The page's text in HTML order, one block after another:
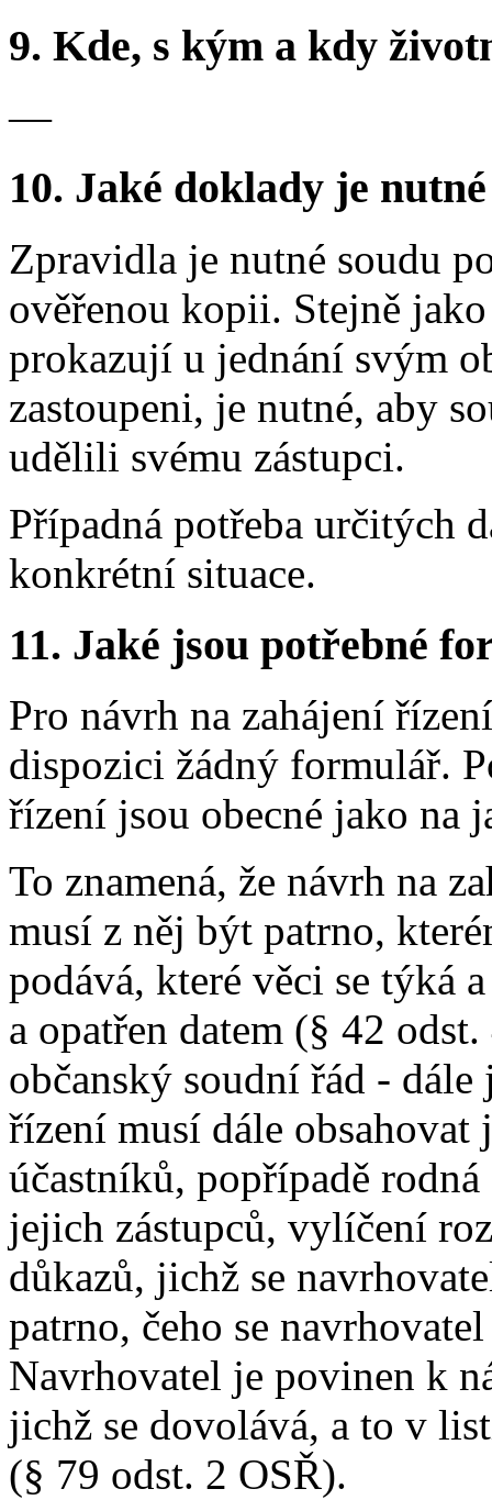
9. Kde, s kým a kdy
—
10. Jaké doklady je
Zpravidla je nutné soudu
ověřenou kopii. Stejně
prokazují u jednání svým
zastoupeni, je nutné, aby
udělili svému zástupci.
Případná potřeba určitých
konkrétní situace.
11. Jaké jsou potřebné
Pro návrh na zahájení
dispozici žádný formulář.
řízení jsou obecné jako na
To znamená, že návrh na
musí z něj být patrno,
podává, které věci se týká
a opatřen datem (§ 42
občanský soudní řád -
řízení musí dále
účastníků, popřípadě
jejich zástupců, vylíčení
důkazů, jichž se
patrno, čeho se
Navrhovatel je povinen k
jichž se dovolává, a to v
(§ 79 odst. 2 OSŘ).